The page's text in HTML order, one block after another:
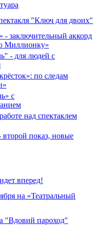
"Ключ для двоих"
- заключительный аккорд
Миллионку»
- для людей с
по следам
с
над спектаклем
показ, новые
вперед!
на «Театральный
"Вдовий пароход"